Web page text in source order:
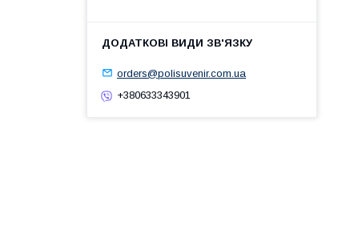
orders@polisuvenir.com.ua
+380633343901